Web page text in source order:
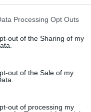
Puede cambiar
clic en el botón
la página web.
this website/app uses one
gather and store
visit or usage behaviour.
Processing Opt Outs
out of the Sharing of my
out of the Sale of my
out of processing my